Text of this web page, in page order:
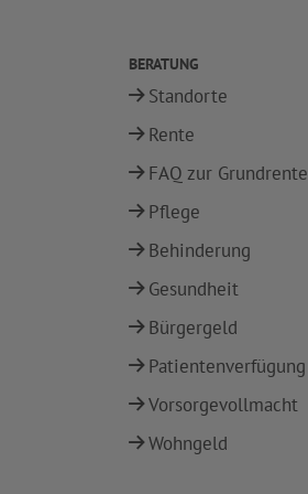
BERATUNG
Standorte
Rente
FAQ zur Grundrente
Pflege
Behinderung
Gesundheit
Bürgergeld
Patientenverfügung
Vorsorgevollmacht
Wohngeld